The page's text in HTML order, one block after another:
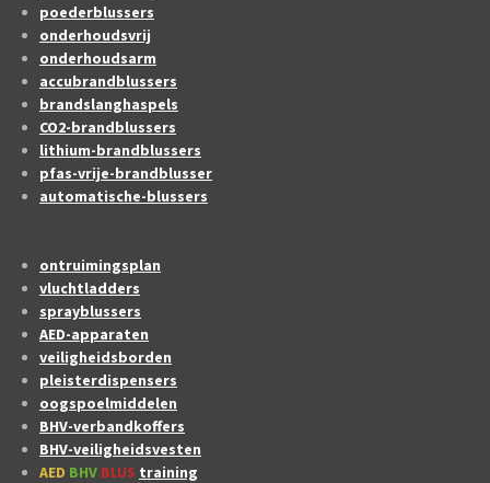
poederblussers
onderhoudsvrij
onderhoudsarm
accubrandblussers
brandslanghaspels
CO2-brandblussers
lithium-brandblussers
pfas-vrije-brandblusser
automatische-blussers
ontruimingsplan
vluchtladders
sprayblussers
AED-apparaten
veiligheidsborden
pleisterdispensers
oogspoelmiddelen
BHV-verbandkoffers
BHV-veiligheidsvesten
AED BHV BLUS training